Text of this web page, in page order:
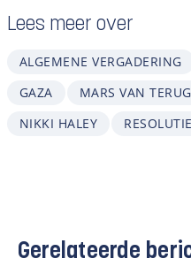
Lees meer over
ALGEMENE VERGADERING
GAZA
MARS VAN
NIKKI HALEY
RESOLUTIE
Gerelateerde